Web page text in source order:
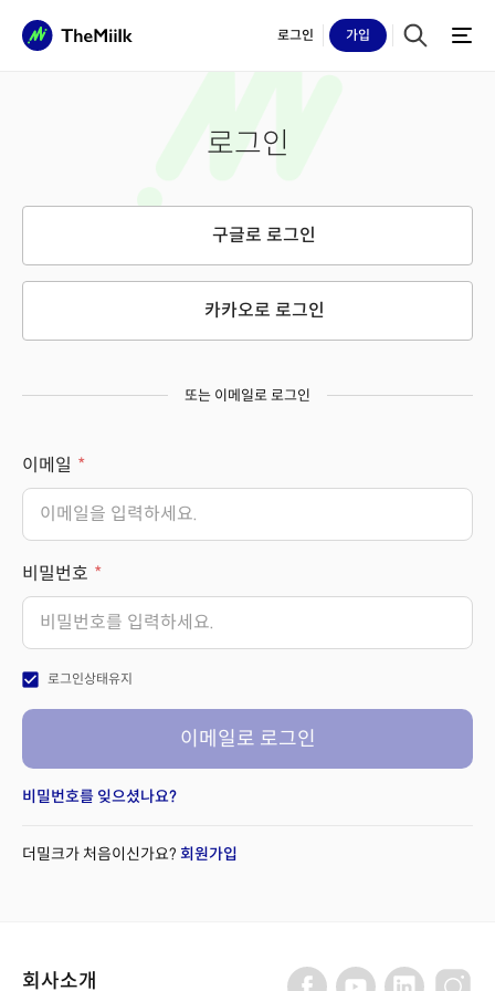
로그인 가입
로그인
구글로 로그인
카카오로 로그인
또는 이메일로 로그인
이메일
비밀번호
check_box 로그인상태유지
이메일로 로그인
비밀번호를 잊으셨나요?
더밀크가 처음이신가요? 회원가입
회사소개